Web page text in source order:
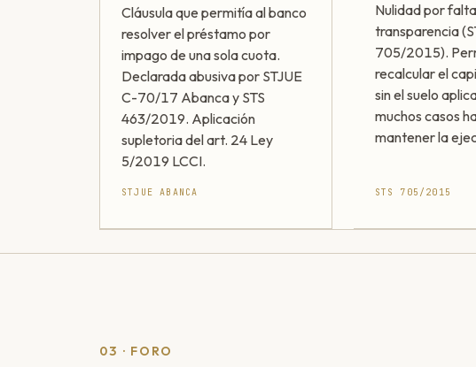
Cláusula que permitía al banco
resolver el préstamo por
impago de una sola cuota.
Declarada abusiva por STJUE
C-70/17 Abanca y STS
463/2019. Aplicación
supletoria del art. 24 Ley
5/2019 LCCI.
STJUE ABANCA
Nulidad por
transparencia
705/2015).
recalcular el
sin el suelo
muchos casos
mantener la
STS 705/2015
03 · FORO